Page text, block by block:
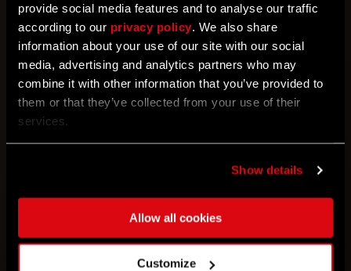
provide social media features and to analyse our traffic
according to our privacy policy. We also share
information about your use of our site with our social
media, advertising and analytics partners who may
combine it with other information that you’ve provided to
them or that they’ve collected from your use of their
services.
Show details
Allow all cookies
Customize
本日、コミュニティ投票を先駆けて、プレイヤーの
皆様のアイデアを公開いたします。まだまだ始まり
にすぎません！今後も定期的にカタログを更新して
いきます。流浪人の前哨基地アカウントをお持ちの
方なら、どなたでも投票できます。各月末の時点で
最も評価の高かったアイデア10選が、デベロッパー
pilgrimoutpost.com/goodies/community-ideas
コミュニティマップのチェックをお忘れなく。毎週